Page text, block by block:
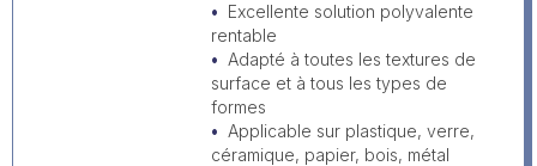
Excellente solution polyvalente
rentable
Adapté à toutes les textures de
surface et à tous les types de
formes
Applicable sur plastique, verre,
céramique, papier, bois, métal